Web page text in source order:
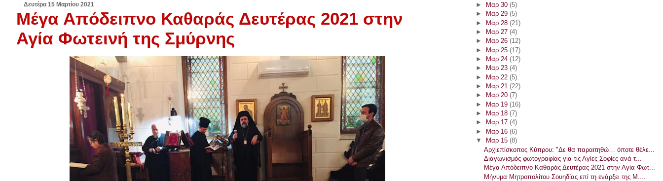
Δευτέρα 15 Μαρτίου 2021
Μέγα Απόδειπνο Καθαράς Δευτέρας 2021 στην
Αγία Φωτεινή της Σμύρνης
►
Μαρ 30 (5)
►
Μαρ 29 (5)
► Μαρ 28 (21)
►
Μαρ 27 (4)
►
Μαρ 26 (12)
► Μαρ 25 (17)
►
Μαρ 24 (12)
►
Μαρ 23 (4)
► Μαρ 22 (5)
►
Μαρ 21 (22)
►
Μαρ 20 (7)
►
Μαρ 19 (16)
►
Μαρ 18 (7)
►
Μαρ 17 (4)
►
Μαρ 16 (6)
▼
Μαρ 15 (8)
Αρχιεπίσκοπος Κύπρου: "Δε θα παραιτηθώ… όποτε θέλε...
Διαγωνισμός φωτογραφίας για τις Αγίες Σοφίες ανά τ...
Μέγα Απόδειπνο Καθαράς Δευτέρας 2021 στην Αγία Φωτ...
Μήνυμα Μητροπολίτου Σουηδίας επί τη ενάρξει της Μ....